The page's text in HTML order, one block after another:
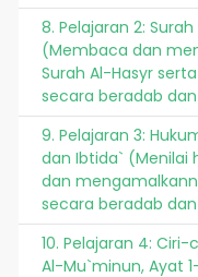
8. Pelajaran 2:
(Membaca dan
Surah Al-Hasyr
secara beradab
9. Pelajaran 3:
dan Ibtida` (Menilai
dan
secara beradab
10. Pelajaran 4:
Al-Mu`minun, Ayat